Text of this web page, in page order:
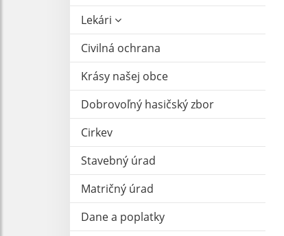
Lekári
Civilná ochrana
Krásy našej obce
Dobrovoľný hasičský zbor
Cirkev
Stavebný úrad
Matričný úrad
Dane a poplatky